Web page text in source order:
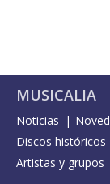
MUSICALIA
Noticias
Discos históricos
Artistas y grupos